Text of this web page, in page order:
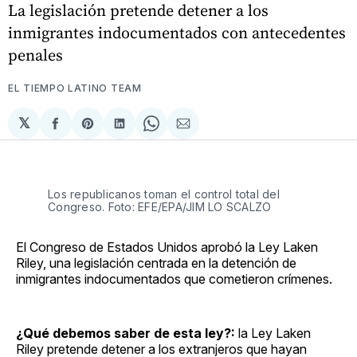
La legislación pretende detener a los
inmigrantes indocumentados con antecedentes
penales
EL TIEMPO LATINO TEAM
𝕏
Compartir
en
Share
on
Compartir
en
Share
on
Compartir
via
Los republicanos toman el control total del
Congreso. Foto: EFE/EPA/JIM LO SCALZO
El Congreso de Estados Unidos aprobó la Ley Laken
Riley, una legislación centrada en la detención de
inmigrantes indocumentados que cometieron crímenes.
¿Qué debemos saber de esta ley?: la Ley Laken
Riley pretende detener a los extranjeros que hayan